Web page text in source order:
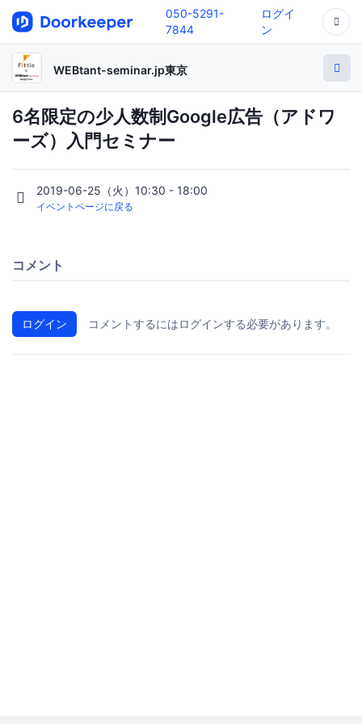
050-5291-
7844
ログイ
ン
WEBtant-seminar.jp東京
6名限定の少人数制Google広告（アドワ
ーズ）入門セミナー
2019-06-25（火）10:30 - 18:00
イベントページに戻る
コメント
ログイン コメントするにはログインする必要があります。